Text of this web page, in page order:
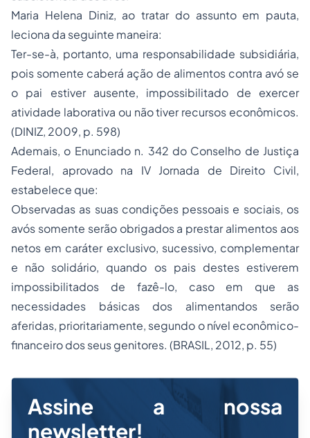
Maria Helena Diniz, ao tratar do assunto em pauta,
leciona da seguinte maneira:
Ter-se-à, portanto, uma responsabilidade subsidiária,
pois somente caberá ação de alimentos contra avó se
o pai estiver ausente, impossibilitado de exercer
atividade laborativa ou não tiver recursos econômicos.
(DINIZ, 2009, p. 598)
Ademais, o Enunciado n. 342 do Conselho de Justiça
Federal, aprovado na IV Jornada de Direito Civil,
estabelece que:
Observadas as suas condições pessoais e sociais, os
avós somente serão obrigados a prestar alimentos aos
netos em caráter exclusivo, sucessivo, complementar
e não solidário, quando os pais destes estiverem
impossibilitados de fazê-lo, caso em que as
necessidades básicas dos alimentandos serão
aferidas, prioritariamente, segundo o nível econômico-
financeiro dos seus genitores. (BRASIL, 2012, p. 55)
Assine a nossa
newsletter!